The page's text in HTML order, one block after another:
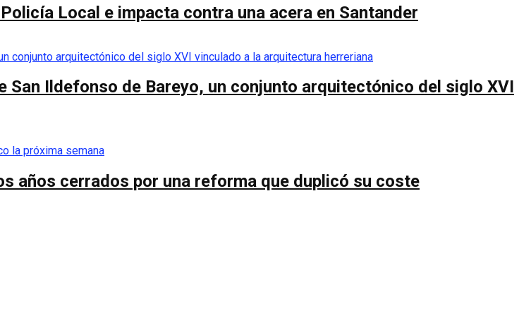
Local e impacta contra una acera en Santander
Ildefonso de Bareyo, un conjunto arquitectónico del siglo XVI
años cerrados por una reforma que duplicó su coste